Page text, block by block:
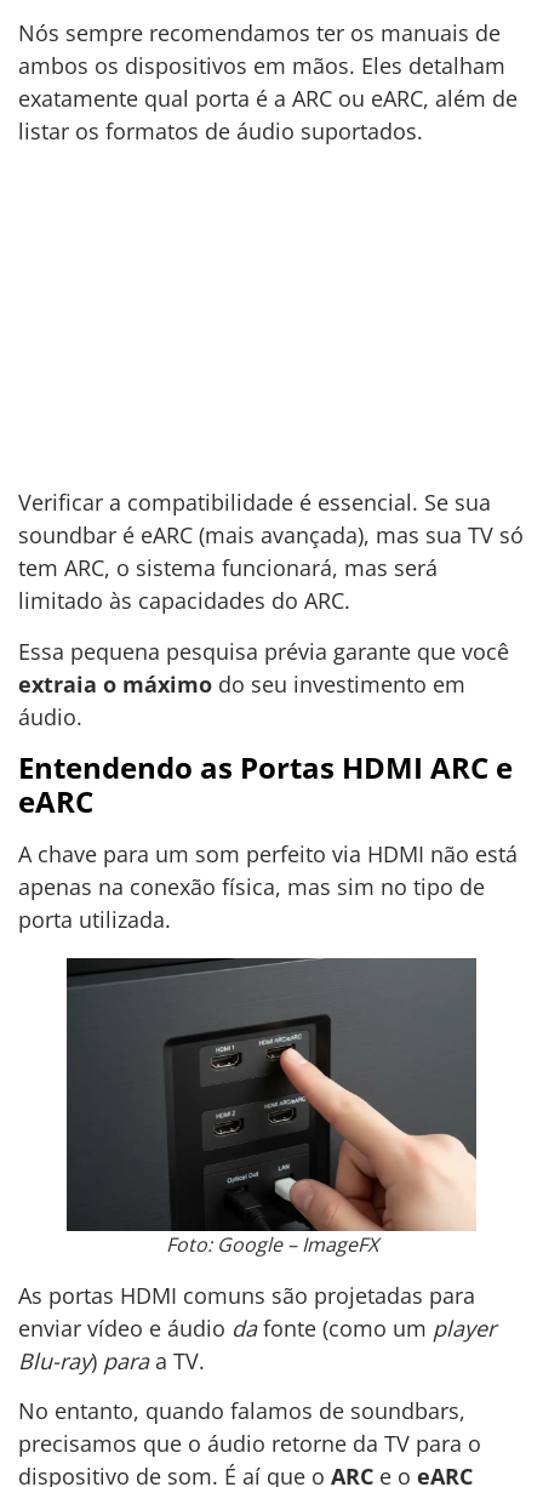
Nós sempre recomendamos ter os manuais de
ambos os dispositivos em mãos. Eles detalham
exatamente qual porta é a ARC ou eARC, além de
listar os formatos de áudio suportados.
Verificar a compatibilidade é essencial. Se sua
soundbar é eARC (mais avançada), mas sua TV só
tem ARC, o sistema funcionará, mas será
limitado às capacidades do ARC.
Essa pequena pesquisa prévia garante que você
extraia o máximo do seu investimento em
áudio.
Entendendo as Portas HDMI ARC e
eARC
A chave para um som perfeito via HDMI não está
apenas na conexão física, mas sim no tipo de
porta utilizada.
Foto: Google – ImageFX
As portas HDMI comuns são projetadas para
enviar vídeo e áudio dafonte (como um player
Blu-ray) paraa TV.
No entanto, quando falamos de soundbars,
precisamos que o áudio retorne da TV para o
dispositivo de som. É aí que o ARC e o eARC